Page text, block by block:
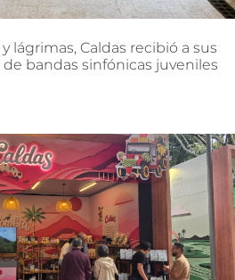
y lágrimas, Caldas recibió a sus
de bandas sinfónicas juveniles